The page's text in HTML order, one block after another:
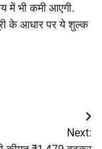
में भी कमी आएगी.
के आधार पर ये शुल्क
Next: